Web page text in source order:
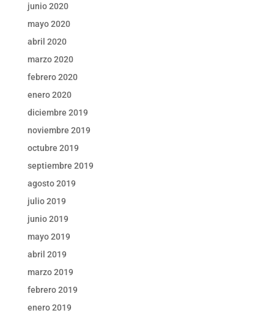
junio 2020
mayo 2020
abril 2020
marzo 2020
febrero 2020
enero 2020
diciembre 2019
noviembre 2019
octubre 2019
septiembre 2019
agosto 2019
julio 2019
junio 2019
mayo 2019
abril 2019
marzo 2019
febrero 2019
enero 2019